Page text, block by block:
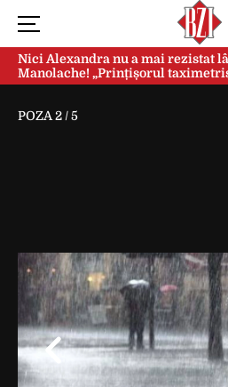
Nici Alexandra nu a mai rezistat
Manolache! „Prințișorul
după doi ani de căsnicie
POZA 2 /5